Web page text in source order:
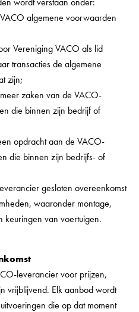
algemene voorwaarden
Vereniging VACO als lid
transacties de algemene
zijn;
zaken van de VACO-
die binnen zijn bedrijf of
opdracht aan de VACO-
die binnen zijn bedrijfs- of
gesloten overeenkomst
waaronder montage,
keuringen van voertuigen.
leverancier voor prijzen,
vrijblijvend. Elk aanbod wordt
die op dat moment